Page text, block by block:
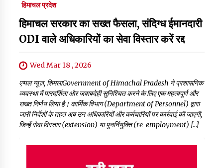
हिमाचल प्रदेश
हिमाचल सरकार का सख्त फैसला, संदिग्ध ईमानदारी
ODI वाले अधिकारियों का सेवा विस्तार करें रद्द
Wed Mar 18 , 2026
एप्पल न्यूज़, शिमलाGovernment of Himachal Pradesh ने प्रशासनिक
व्यवस्था में पारदर्शिता और जवाबदेही सुनिश्चित करने के लिए एक महत्वपूर्ण और
सख्त निर्णय लिया है। कार्मिक विभाग (Department of Personnel) द्वारा
जारी निर्देशों के तहत अब उन अधिकारियों और कर्मचारियों पर कार्रवाई की जाएगी,
जिन्हें सेवा विस्तार (extension) या पुनर्नियुक्ति (re-employment) […]